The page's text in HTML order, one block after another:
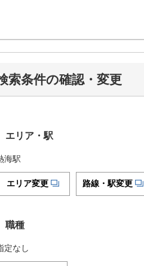
索条件の確認・変更
エリア・駅
海駅
エリア変更 路線・駅変更
職種
定なし